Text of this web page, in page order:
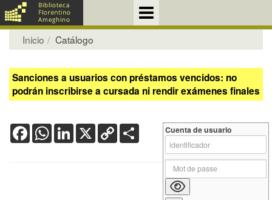
Inicio Catálogo
Sanciones a usuarios con préstamos vencidos: no
podrán inscribirse a cursada ni rendir exámenes finales
FacebookWhatsApp
LinkedIn
X Copy
Link
Cuenta de usuario